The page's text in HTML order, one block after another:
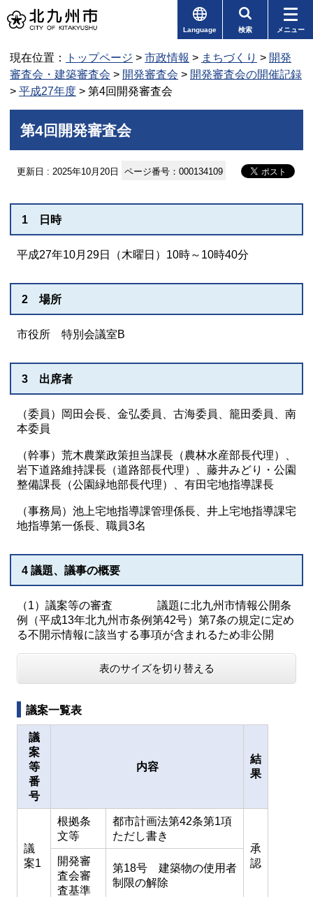
Language 検索 メニュー
現在位置： トップページ > 市政情報 > まちづくり > 開発
審査会・建築審査会 > 開発審査会 > 開発審査会の開催記録
> 平成27年度 > 第4回開発審査会
第4回開発審査会
更新日 : 2025年10月20日 ページ番号：000134109
1 日時
平成27年10月29日（木曜日）10時～10時40分
2 場所
市役所 特別会議室B
3 出席者
（委員）岡田会長、金弘委員、古海委員、籠田委員、南
本委員
（幹事）荒木農業政策担当課長（農林水産部長代理）、
岩下道路維持課長（道路部長代理）、藤井みどり・公園
整備課長（公園緑地部長代理）、有田宅地指導課長
（事務局）池上宅地指導課管理係長、井上宅地指導課宅
地指導第一係長、職員3名
4 議題、議事の概要
（1）議案等の審査 議題に北九州市情報公開条
例（平成13年北九州市条例第42号）第7条の規定に定め
る不開示情報に該当する事項が含まれるため非公開
表のサイズを切り替える
議案一覧表
議
案
等
番
号
内容
結
果
議
案1
根拠条
文等
都市計画法第42条第1項
ただし書き
承
認
開発審
査会審
査基準
第18号 建築物の使用者
制限の解除